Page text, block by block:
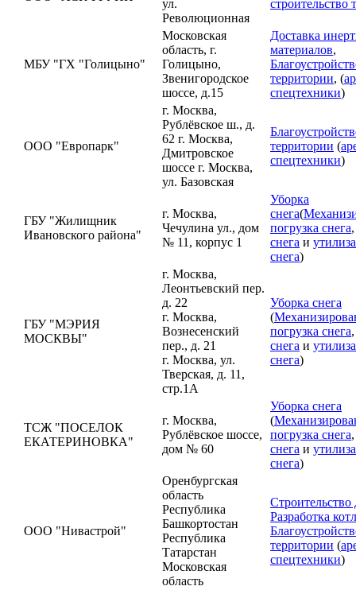
ул.
Революционная
строительство
МБУ "ГХ "Голицыно"
Московская
область, г.
Голицыно,
Звенигородское
шоссе, д.15
Доставка
материалов,
территории, (
спецтехники)
ООО "Европарк"
г. Москва,
Рублёвское ш., д.
62 г. Москва,
Дмитровское
шоссе г. Москва,
ул. Базовская
территории (
спецтехники)
ГБУ "Жилищник
Ивановского района"
г. Москва,
Чечулина ул., дом
№ 11, корпус 1
Уборка
снега(
погрузка снега
снега и
снега)
ГБУ "МЭРИЯ
МОСКВЫ"
г. Москва,
Леонтьевский пер.
д. 22
г. Москва,
Вознесенский
пер., д. 21
г. Москва, ул.
Тверская, д. 11,
стр.1А
Уборка снега
(
погрузка снега
снега и
снега)
ТСЖ "ПОСЕЛОК
ЕКАТЕРИНОВКА"
г. Москва,
Рублёвское шоссе,
дом № 60
Уборка снега
(
погрузка снега
снега и
снега)
ООО "Нивастрой"
Оренбургская
область
Республика
Башкортостан
Республика
Татарстан
Московская
область
Строительство
Разработка
территории (
спецтехники)